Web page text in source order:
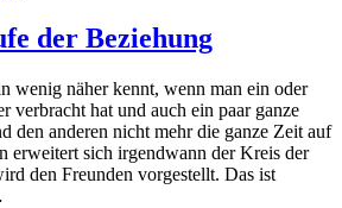
der Beziehung
wenig näher kennt, wenn man ein oder
verbracht hat und auch ein paar ganze
den anderen nicht mehr die ganze Zeit auf
erweitert sich irgendwann der Kreis der
den Freunden vorgestellt. Das ist